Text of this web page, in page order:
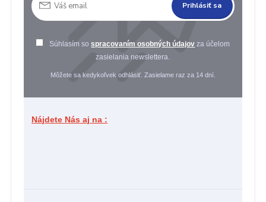
Prihlásiť sa
Súhlasím sospracovaním osobných údajov za účelom
zasielania newslettera.
Môžete sa kedykoľvek odhlásiť. Zasielame raz za 14 dní.
Nájdete Nás aj na :